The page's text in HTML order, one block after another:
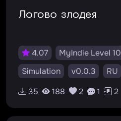
Логово злодея
4.07 MyIndie Level 10
Simulation
v0.0.3 RU
35
188 2 1 2